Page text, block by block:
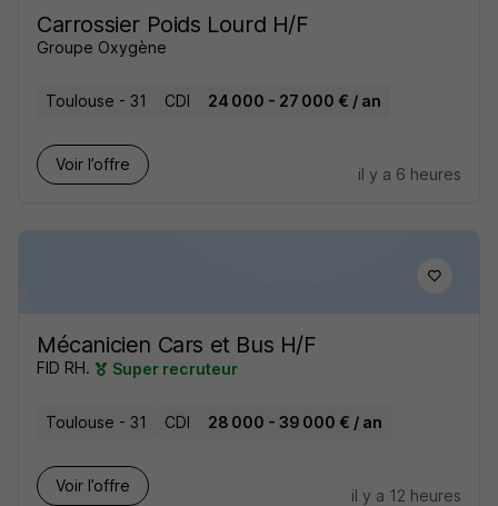
Carrossier Poids Lourd H/F
Groupe Oxygène
Toulouse - 31 CDI 24 000 - 27 000 € / an
Voir l’offre
il y a 6 heures
Mécanicien Cars et Bus H/F
FID RH. Super recruteur
Toulouse - 31 CDI 28 000 - 39 000 € / an
Voir l’offre
il y a 12 heures